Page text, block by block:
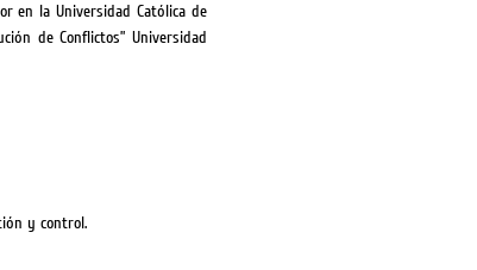
en la Universidad Católica de
de Conflictos” Universidad
y control.